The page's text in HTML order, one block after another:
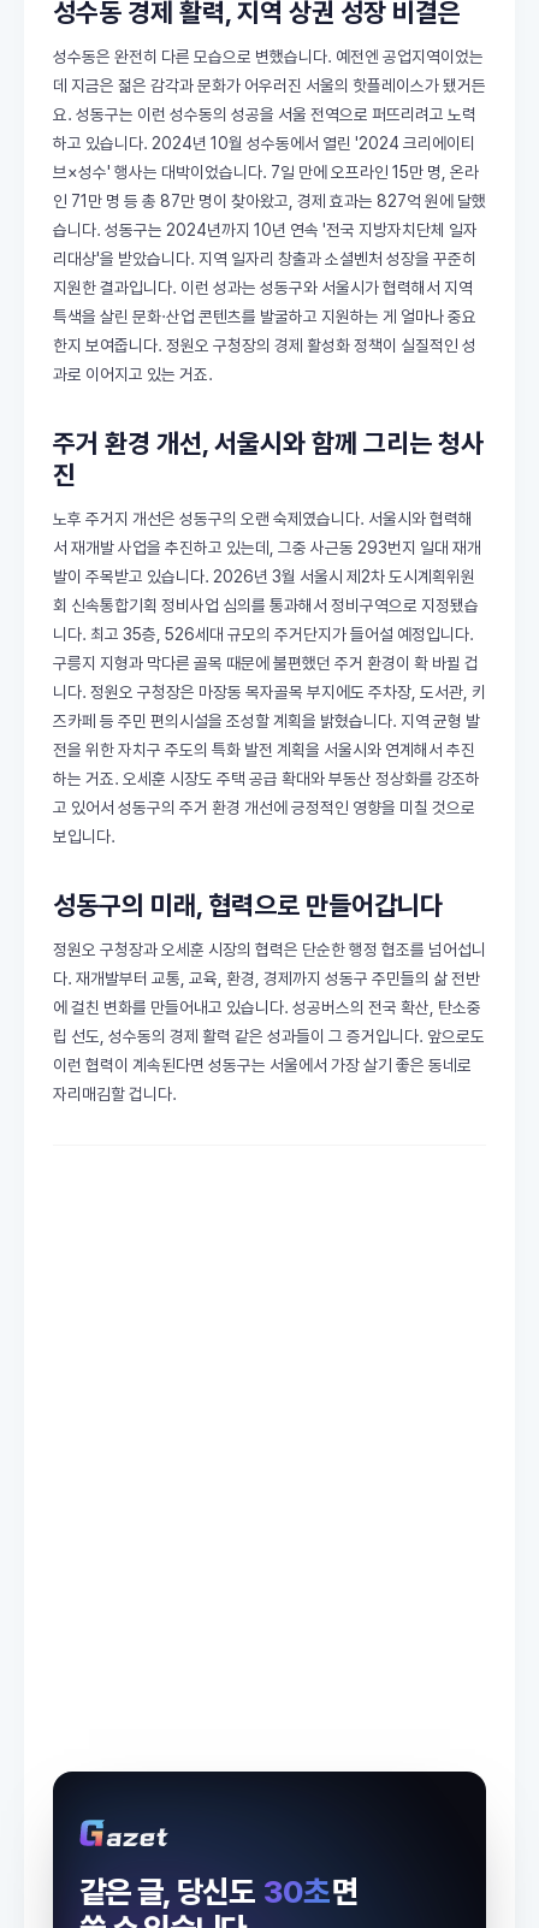
성수동 경제 활력, 지역 상권 성장 비결은
성수동은 완전히 다른 모습으로 변했습니다. 예전엔 공업지역이었는
데 지금은 젊은 감각과 문화가 어우러진 서울의 핫플레이스가 됐거든
요. 성동구는 이런 성수동의 성공을 서울 전역으로 퍼뜨리려고 노력
하고 있습니다. 2024년 10월 성수동에서 열린 '2024 크리에이티
브×성수' 행사는 대박이었습니다. 7일 만에 오프라인 15만 명, 온라
인 71만 명 등 총 87만 명이 찾아왔고, 경제 효과는 827억 원에 달했
습니다. 성동구는 2024년까지 10년 연속 '전국 지방자치단체 일자
리대상'을 받았습니다. 지역 일자리 창출과 소셜벤처 성장을 꾸준히
지원한 결과입니다. 이런 성과는 성동구와 서울시가 협력해서 지역
특색을 살린 문화·산업 콘텐츠를 발굴하고 지원하는 게 얼마나 중요
한지 보여줍니다. 정원오 구청장의 경제 활성화 정책이 실질적인 성
과로 이어지고 있는 거죠.
주거 환경 개선, 서울시와 함께 그리는 청사
진
노후 주거지 개선은 성동구의 오랜 숙제였습니다. 서울시와 협력해
서 재개발 사업을 추진하고 있는데, 그중 사근동 293번지 일대 재개
발이 주목받고 있습니다. 2026년 3월 서울시 제2차 도시계획위원
회 신속통합기획 정비사업 심의를 통과해서 정비구역으로 지정됐습
니다. 최고 35층, 526세대 규모의 주거단지가 들어설 예정입니다.
구릉지 지형과 막다른 골목 때문에 불편했던 주거 환경이 확 바뀔 겁
니다. 정원오 구청장은 마장동 목자골목 부지에도 주차장, 도서관, 키
즈카페 등 주민 편의시설을 조성할 계획을 밝혔습니다. 지역 균형 발
전을 위한 자치구 주도의 특화 발전 계획을 서울시와 연계해서 추진
하는 거죠. 오세훈 시장도 주택 공급 확대와 부동산 정상화를 강조하
고 있어서 성동구의 주거 환경 개선에 긍정적인 영향을 미칠 것으로
보입니다.
성동구의 미래, 협력으로 만들어갑니다
정원오 구청장과 오세훈 시장의 협력은 단순한 행정 협조를 넘어섭니
다. 재개발부터 교통, 교육, 환경, 경제까지 성동구 주민들의 삶 전반
에 걸친 변화를 만들어내고 있습니다. 성공버스의 전국 확산, 탄소중
립 선도, 성수동의 경제 활력 같은 성과들이 그 증거입니다. 앞으로도
이런 협력이 계속된다면 성동구는 서울에서 가장 살기 좋은 동네로
자리매김할 겁니다.
같은 글, 당신도 30초면